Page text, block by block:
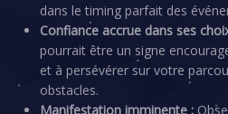
dans le timing parfait des
Confiance accrue dans ses
pourrait être un signe
et à persévérer sur votre
obstacles.
Manifestation imminente :